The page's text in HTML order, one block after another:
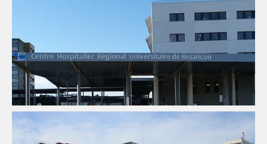
Fluides Santé Structure